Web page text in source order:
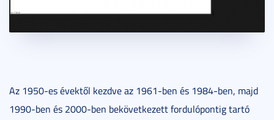
Az 1950-es évektől kezdve az 1961-ben és 1984-ben, majd
1990-ben és 2000-ben bekövetkezett fordulópontig tartó